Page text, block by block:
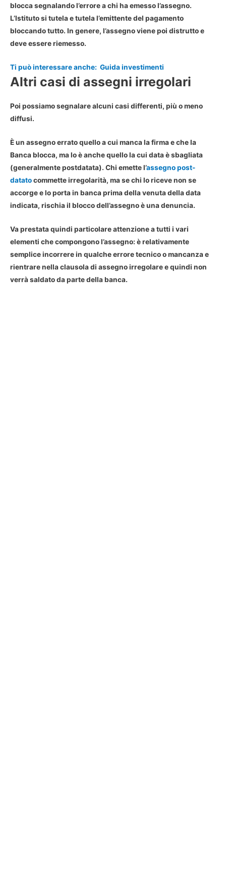
blocca segnalando l’errore a chi ha emesso l’assegno.
L’Istituto si tutela e tutela l’emittente del pagamento
bloccando tutto. In genere, l’assegno viene poi distrutto e
deve essere riemesso.
Ti può interessare anche: Guida investimenti
Altri casi di assegni irregolari
Poi possiamo segnalare alcuni casi differenti, più o meno
diffusi.
È un assegno erratoquello a cui manca la firma e che la
Banca blocca, ma lo è anche quello la cui data è sbagliata
(generalmentepostdatata). Chi emette l’assegno post-
datatocommetteirregolarità, ma se chi lo riceve non se
accorge e lo porta in banca prima della venuta della data
indicata, rischia il blocco dell’assegno è una denuncia.
Va prestata quindi particolare attenzione a tutti i vari
elementi che compongono l’assegno: è relativamente
semplice incorrere in qualche errore tecnico o mancanza e
rientrare nellaclausola di assegno irregolaree quindi non
verrà saldato da parte della banca.